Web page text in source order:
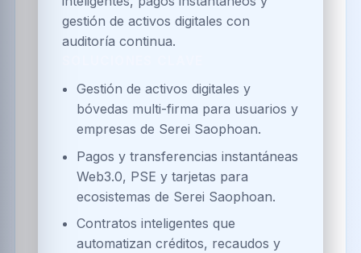
gestión de activos digitales con
auditoría continua.
Gestión de activos digitales y
bóvedas multi-firma para usuarios y
empresas de Serei Saophoan.
Pagos y transferencias instantáneas
Web3.0, PSE y tarjetas para
ecosistemas de Serei Saophoan.
Contratos inteligentes que
automatizan créditos, recaudos y